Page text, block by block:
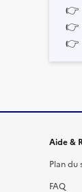
👉
👉
👉
Aide &
Plan du
FAQ